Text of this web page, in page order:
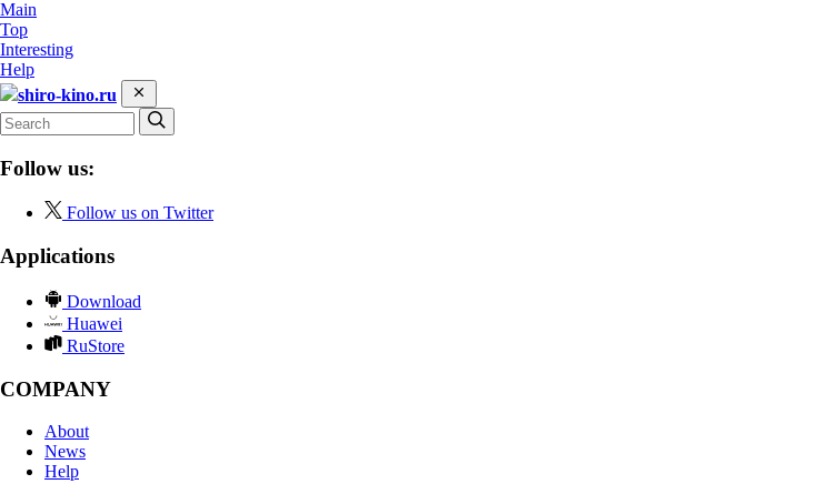
Main
Top
Interesting
Help
shiro-kino.ru
Follow us:
Follow us on Twitter
Applications
Download
Huawei
RuStore
COMPANY
About
News
Help